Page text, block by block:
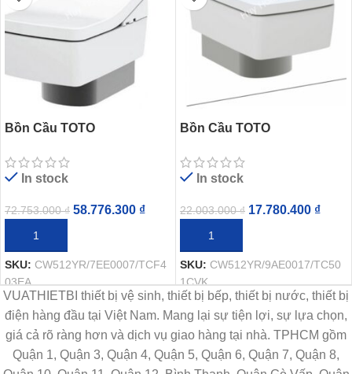
Bồn Cầu TOTO
EA Treo Tường Nắp Điện
Tử
In stock
72.753.000₫ 58.776.300 ₫
THÊM VÀO GIỎ HÀNG
SKU: CW512YR/7EE0007/TCF4
03EA
Bồn Cầu TOTO
CVK Treo Tường
In stock
22.003.000₫ 17.780.400 ₫
THÊM VÀO GIỎ HÀNG
SKU: CW512YR/9AE0017/TC50
1CVK
VUATHIETBI thiết bị vệ sinh, thiết bị bếp, thiết bị nước, thiết bị
điện hàng đầu tại Việt Nam. Mang lại sự tiện lợi, sự lựa chọn,
giá cả rõ ràng hơn và dịch vụ giao hàng tại nhà. TPHCM gồm
Quận 1, Quận 3, Quận 4, Quận 5, Quận 6, Quận 7, Quận 8,